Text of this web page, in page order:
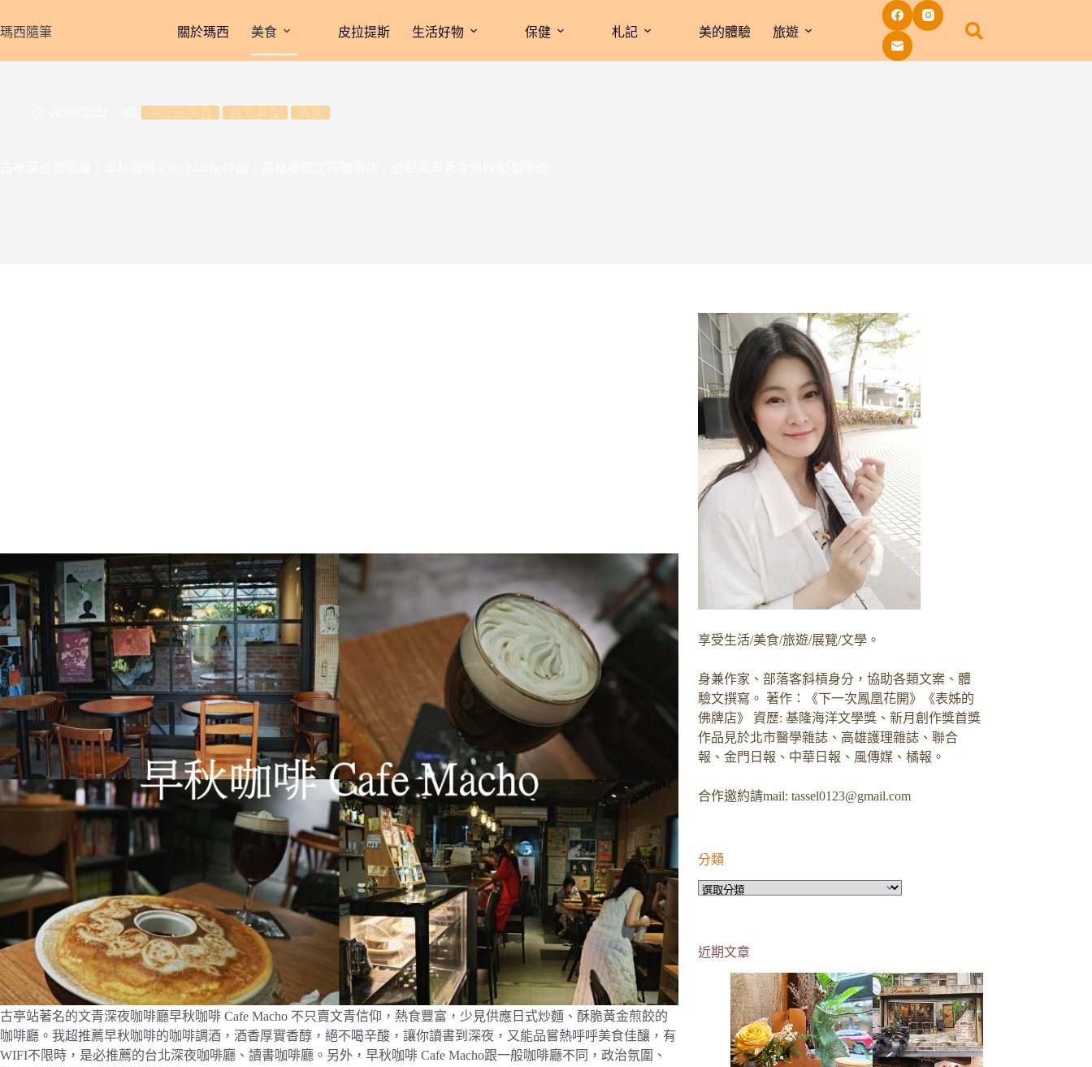
至
瑪西隨筆 關於瑪西 美食 皮拉提斯 生活好物 保健 札記 美的體驗 旅遊
古亭站著名的文青深夜咖啡廳早秋咖啡 Cafe Macho 不只賣文青信仰，熱食豐富，少見供應日式炒麵、酥脆黃金煎餃的
咖啡廳。我超推薦早秋咖啡的咖啡調酒，酒香厚實香醇，絕不喝辛酸，讓你讀書到深夜，又能品嘗熱呼呼美食佳釀，有
WIFI不限時，是必推薦的台北深夜咖啡廳、讀書咖啡廳。另外，早秋咖啡 Cafe Macho跟一般咖啡廳不同，政治氛圍、
享受生活/美食/旅遊/展覽/文學。
身兼作家、部落客斜槓身分，協助各類文案、體
驗文撰寫。 著作：《下一次鳳凰花開》《表姊的
佛牌店》 資歷: 基隆海洋文學獎、新月創作獎首獎
作品見於北市醫學雜誌、高雄護理雜誌、聯合
報、金門日報、中華日報、風傳媒、橘報。
合作邀約請mail: tassel0123@gmail.com
分類
分
近期文章